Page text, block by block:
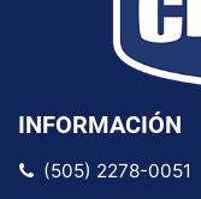
INFORMACIÓN
(505) 2278-0051